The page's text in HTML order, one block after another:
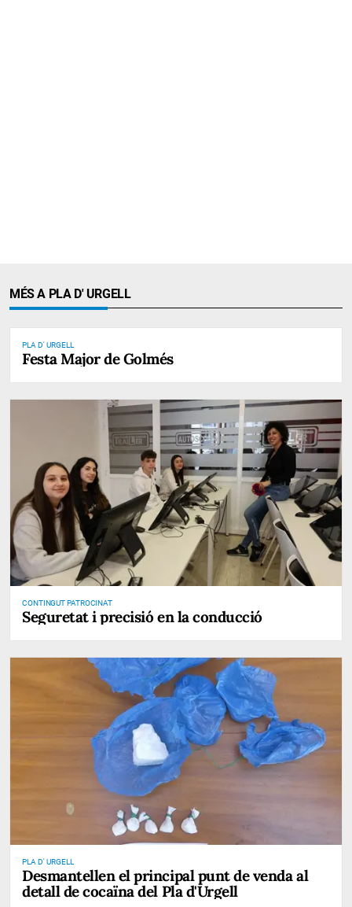
MÉS A PLA D' URGELL
PLA D' URGELL
Festa Major de Golmés
CONTINGUT PATROCINAT
Seguretat i precisió en la conducció
PLA D' URGELL
Desmantellen el principal punt de venda al
detall de cocaïna del Pla d'Urgell